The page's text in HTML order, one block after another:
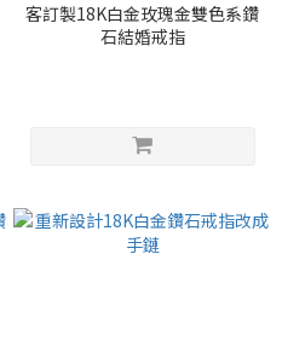
客訂製18K白金玫瑰金雙色系鑽
石結婚戒指